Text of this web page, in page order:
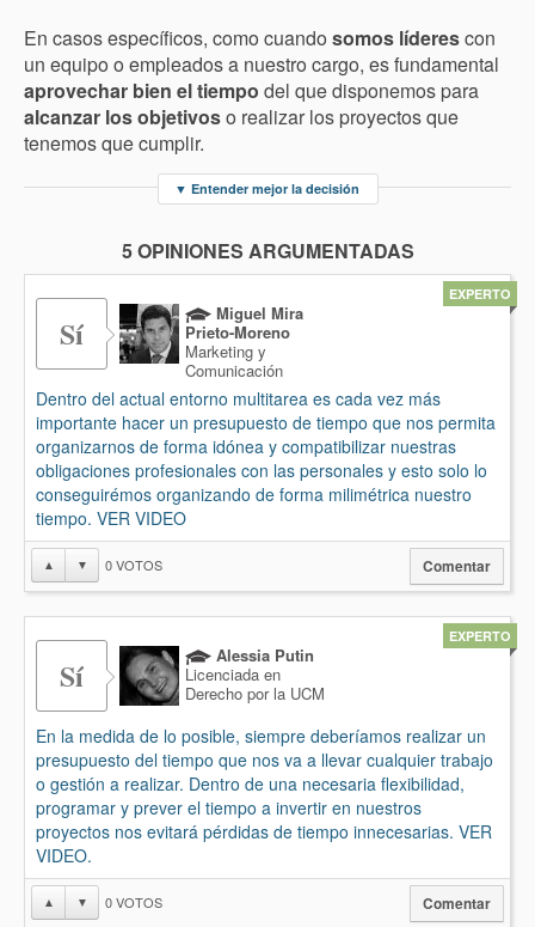
En casos específicos, como cuando somos líderescon
un equipo o empleados a nuestro cargo, es fundamental
aprovechar bien el tiempo del que disponemos para
alcanzar los objetivoso realizar los proyectos que
tenemos que cumplir.
▼ Entender mejor la decisión
5 OPINIONES ARGUMENTADAS
Sí
Miguel Mira
Prieto-Moreno
Marketing y
Comunicación
Dentro del actual entorno multitarea es cada vez más
importante hacer un presupuesto de tiempo que nos permita
organizarnos de forma idónea y compatibilizar nuestras
obligaciones profesionales con las personales y esto solo lo
conseguirémos organizando de forma milimétrica nuestro
tiempo. VER VIDEO
EXPERTO
▲ ▼ 0VOTOS Comentar
Sí
Alessia Putin
Licenciada en
Derecho por la UCM
En la medida de lo posible, siempre deberíamos realizar un
presupuesto del tiempo que nos va a llevar cualquier trabajo
o gestión a realizar. Dentro de una necesaria flexibilidad,
programar y prever el tiempo a invertir en nuestros
proyectos nos evitará pérdidas de tiempo innecesarias. VER
VIDEO.
EXPERTO
▲ ▼ 0VOTOS Comentar